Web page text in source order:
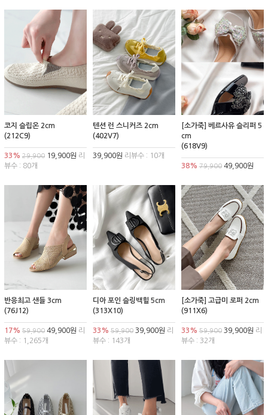
코지 슬립온 2cm
(212C9)
33% 29,900 19,900원 리
뷰수 : 80개
텐션 런 스니커즈 2cm
(402V7)
39,900원 리뷰수 : 10개
[소가죽] 베르사유 슬리퍼 5
cm
(618V9)
38% 79,90049,900원
반응최고 샌들 3cm
(76J12)
17% 59,900 49,900원 리
뷰수 : 1,265개
디아 포인 슬링백힐 5cm
(313X10)
33% 59,90039,900원 리
뷰수 : 143개
[소가죽] 고급미 로퍼 2cm
(911X6)
33% 59,90039,900원 리
뷰수 : 32개